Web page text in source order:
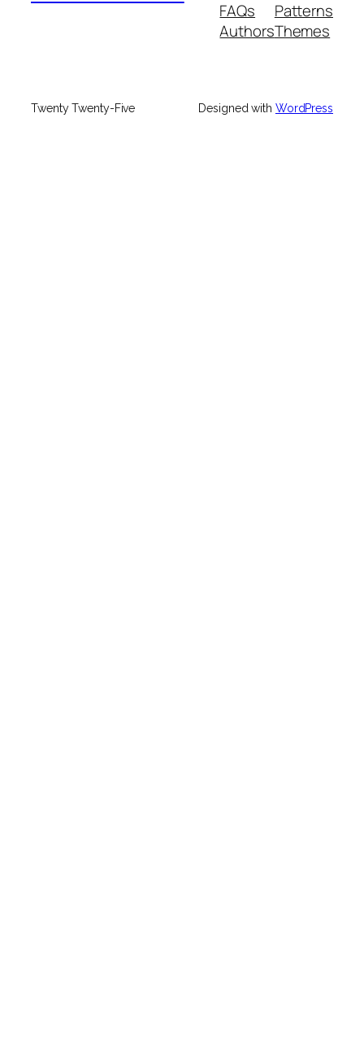
FAQs
Authors
Patterns
Themes
Twenty Twenty-Five Designed with WordPress